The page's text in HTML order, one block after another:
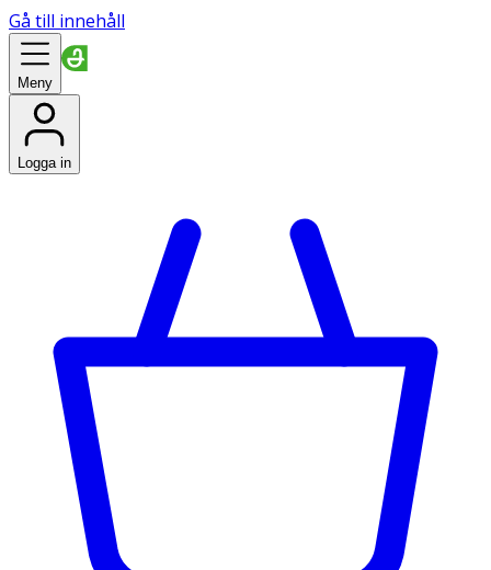
Gå till innehåll
Meny
Logga in